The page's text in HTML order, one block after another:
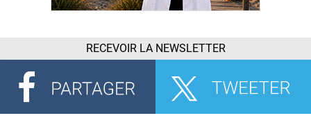
RECEVOIR LA NEWSLETTER